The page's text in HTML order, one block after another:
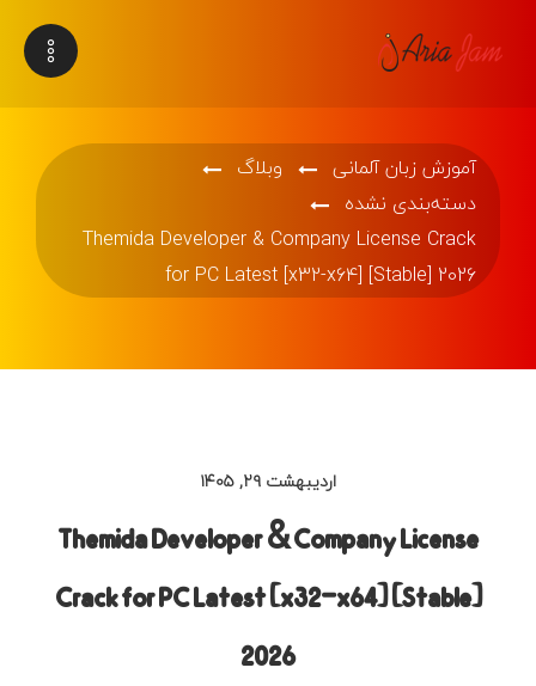
آموزش زبان آلمانی
وبلاگ
دسته‌بندی نشده
Themida Developer & Company License Crack
for PC Latest [x32-x64] [Stable] 2026
اردیبهشت ۲۹, ۱۴۰۵
Themida Developer & Company License
Crack for PC Latest [x32-x64] [Stable]
2026